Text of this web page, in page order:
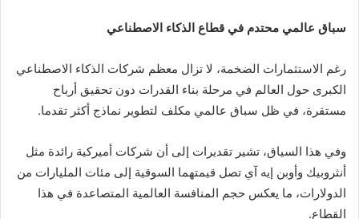
سباق عالمي محتدم في قطاع الذكاء الاصطناعي
رغم الاستثمارات الضخمة، لا تزال معظم شركات الذكاء الاصطناعي
الكبرى حول العالم في مرحلة بناء القدرات دون تحقيق أرباح
مستقرة، في ظل سباق عالمي مكلف لتطوير نماذج أكثر تقدما.
وفي هذا السياق، تشير تقديرات إلى أن شركات أميركية رائدة مثل
أنثروبيك وأوبن إيه آي تصل قيمتهما السوقية إلى مئات المليارات من
الدولارات، ما يعكس حجم المنافسة العالمية المتصاعدة في هذا
القطاع.